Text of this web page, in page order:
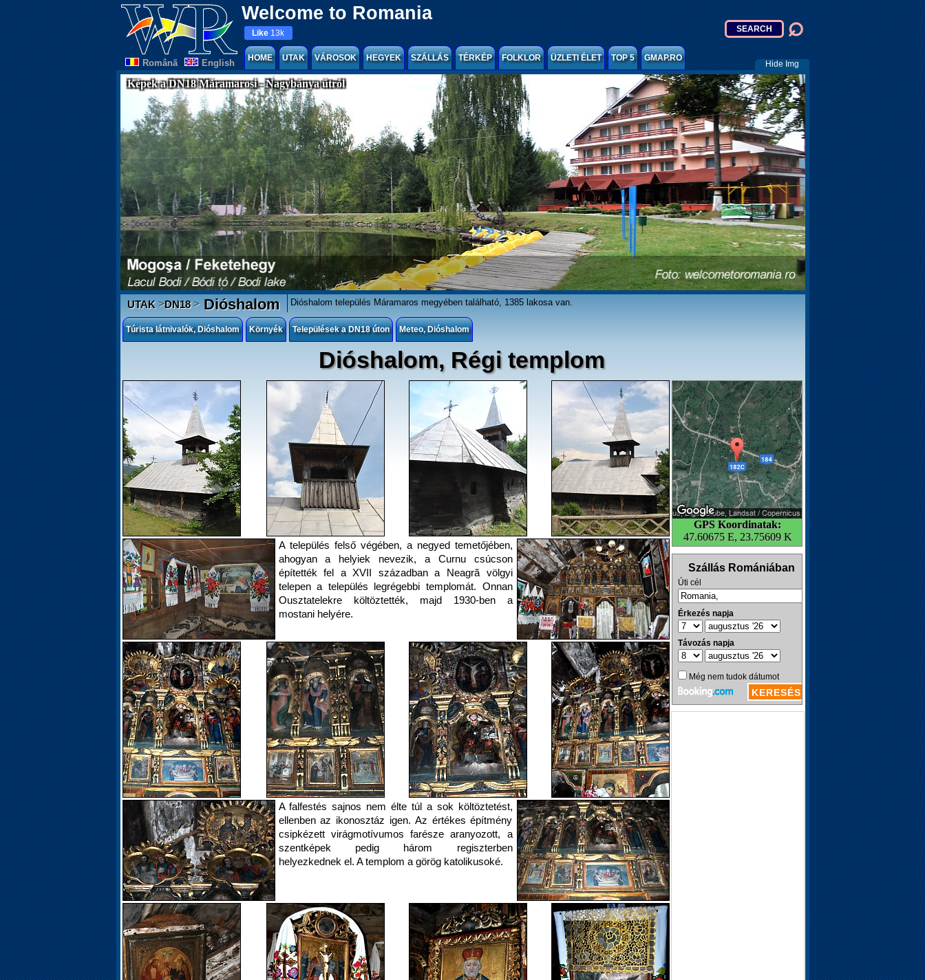
Welcome to Romania
Românã English
Like 13k
HOME UTAK VÁROSOK HEGYEK SZÁLLÁS TÉRKÉP FOLKLOR ÜZLETI ÉLET TOP 5 GMAP.RO
Hide Img
Képek a DN18 Máramarosi - Nagybánya útról
UTAK>DN18>Dióshalom Dióshalom település Máramaros megyében található, 1385 lakosa van.
Túrista látnivalók, Dióshalom Környék Települések a DN18 úton Meteo, Dióshalom
Dióshalom, Régi templom
GPS Koordinatak:
47.60675 E, 23.75609 K
A település felső végében, a negyed temetőjében,
ahogyan a helyiek nevezik, a Curnu csúcson
építették fel a XVII században a Neagră völgyi
telepen a település legrégebbi templomát. Onnan
Ousztatelekre költöztették, majd 1930-ben a
mostani helyére.
A falfestés sajnos nem élte túl a sok költöztetést,
ellenben az ikonosztáz igen. Az értékes építmény
csipkézett virágmotívumos farésze aranyozott, a
szentképek pedig három regiszterben
helyezkednek el. A templom a görög katolikusoké.